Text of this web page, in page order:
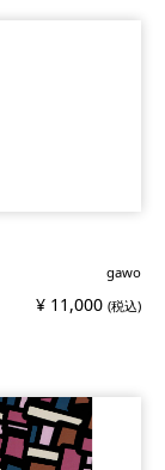
gawo
¥ 11,000 (税込)